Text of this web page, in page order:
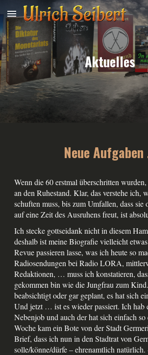
Skip to main content
Aktuelles
Neue Aufgaben
Wenn die 60 erstmal überschritten
an den Ruhestand. Klar, das verstehe ich,
schuften muss, bis zum Umfallen, dass sie
auf eine Zeit des Ausruhens freut, ist
Ich stecke gottseidank nicht in diesem
deshalb ist meine Biografie vielleicht
Revue passieren lasse, was ich heute so
Radiosendungen bei Radio LORA,
Redaktionen, … muss ich konstatieren,
gekommen bin wie die Jungfrau zum
beabsichtigt oder gar geplant, es hat sich
Und jetzt … ist es wieder passiert. Ich hab
Nebenjob und auch der hat sich einfach
Woche kam ein Bote von der Stadt
Brief, dass ich nun in den Stadtrat von
solle/könne/dürfe – ehrenamtlich